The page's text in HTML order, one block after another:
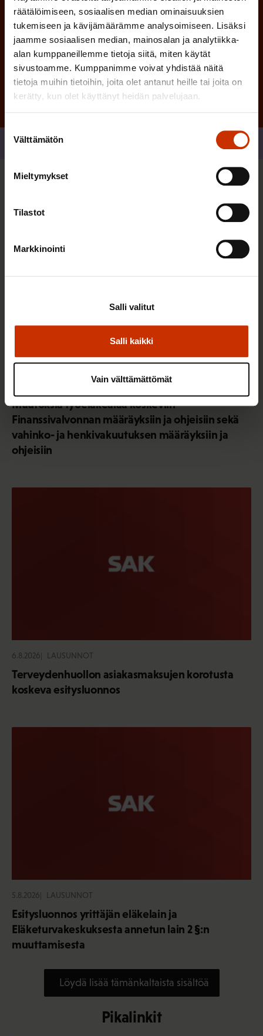
räätälöimiseen, sosiaalisen median ominaisuuksien
tukemiseen ja kävijämäärämme analysoimiseen. Lisäksi
jaamme sosiaalisen median, mainosalan ja analytiikka-
alan kumppaneillemme tietoja siitä, miten käytät
sivustoamme. Kumppanimme voivat yhdistää näitä
tietoja muihin tietoihin, joita olet antanut heille tai joita on
kerätty, kun olet käyttänyt heidän palvelujaan.
Suostumuksen
valinta
Välttämätön
Mieltymykset
Tilastot
Markkinointi
Salli kaikki
Salli valitut
Vain välttämättömät
Tilaa
Muutoksia työeläkealaa koskeviin
Finanssivalvonnan määräyksiin ja ohjeisiin sekä
vahinko- ja henkivakuutuksen määräyksiin ja
ohjeisiin
6.8.2026 LAUSUNNOT
Terveydenhuollon asiakasmaksujen korotusta
koskeva esitysluonnos
5.8.2026 LAUSUNNOT
Esitysluonnos yrittäjän eläkelain ja
Eläketurvakeskuksesta annetun lain 2 §:n
muuttamisesta
Löydä lisää tämänkaltaista sisältöä
Pikalinkit